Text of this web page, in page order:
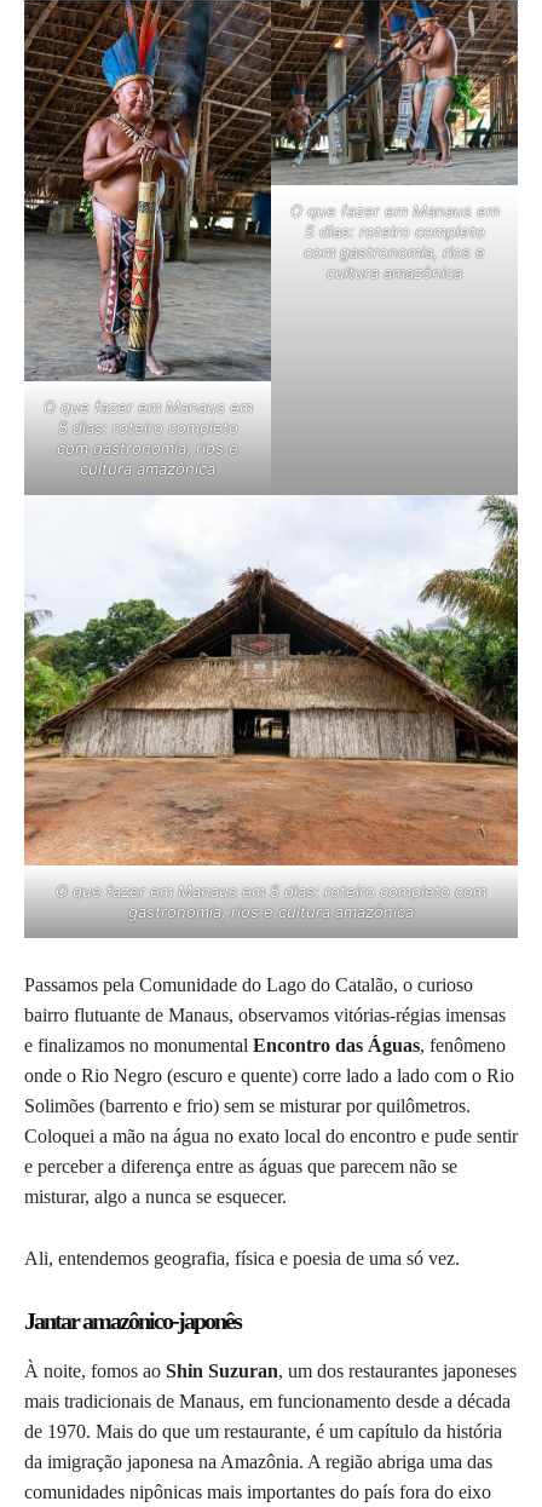
O que fazer em Manaus em
5 dias: roteiro completo
com gastronomia, rios e
cultura amazônica
O que fazer em Manaus em
5 dias: roteiro completo
com gastronomia, rios e
cultura amazônica
O que fazer em Manaus em 5 dias: roteiro completo com
gastronomia, rios e cultura amazônica
Passamos pela Comunidade do Lago do Catalão, o curioso
bairro flutuante de Manaus, observamos vitórias-régias imensas
e finalizamos no monumental Encontro das Águas, fenômeno
onde o Rio Negro (escuro e quente) corre lado a lado com o Rio
Solimões (barrento e frio) sem se misturar por quilômetros.
Coloquei a mão na água no exato local do encontro e pude sentir
e perceber a diferença entre as águas que parecem não se
misturar, algo a nunca se esquecer.
Ali, entendemos geografia, física e poesia de uma só vez.
Jantar amazônico-japonês
À noite, fomos ao Shin Suzuran, um dos restaurantes japoneses
mais tradicionais de Manaus, em funcionamento desde a década
de 1970. Mais do que um restaurante, é um capítulo da história
da imigração japonesa na Amazônia. A região abriga uma das
comunidades nipônicas mais importantes do país fora do eixo